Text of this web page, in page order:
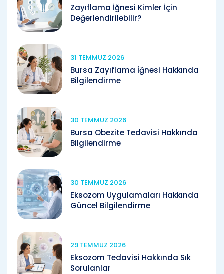
Zayıflama İğnesi Kimler İçin
Değerlendirilebilir?
31 TEMMUZ 2026
Bursa Zayıflama İğnesi Hakkında
Bilgilendirme
30 TEMMUZ 2026
Bursa Obezite Tedavisi Hakkında
Bilgilendirme
30 TEMMUZ 2026
Eksozom Uygulamaları Hakkında
Güncel Bilgilendirme
29 TEMMUZ 2026
Eksozom Tedavisi Hakkında Sık
Sorulanlar